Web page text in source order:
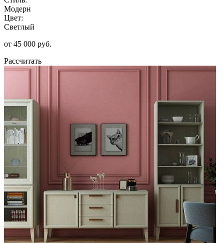
Модерн
Цвет:
Светлый
от 45 000 руб.
Рассчитать